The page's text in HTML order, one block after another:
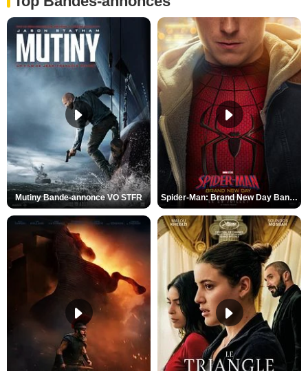
Mutiny Bande-annonce VO STFR Spider-Man: Brand New Day Bande-annonce VO STFR